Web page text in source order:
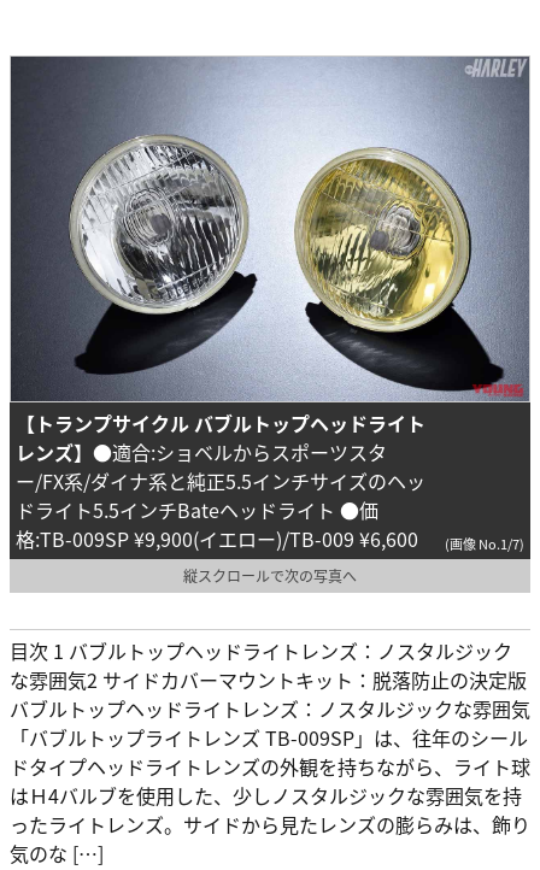
【トランプサイクル バブルトップヘッドライト
レンズ】 ●適合:ショベルからスポーツスタ
ー/FX系/ダイナ系と純正5.5インチサイズのヘッ
ドライト5.5インチBateヘッドライト ●価
格:TB-009SP ¥9,900(イエロー)/TB-009 ¥6,600
(画像 No.1/7)
縦スクロールで次の写真へ
目次 1 バブルトップヘッドライトレンズ：ノスタルジック
な雰囲気2 サイドカバーマウントキット：脱落防止の決定版
バブルトップヘッドライトレンズ：ノスタルジックな雰囲気
「バブルトップライトレンズ TB-009SP」は、往年のシール
ドタイプヘッドライトレンズの外観を持ちながら、ライト球
はＨ4バルブを使用した、少しノスタルジックな雰囲気を持
ったライトレンズ。サイドから見たレンズの膨らみは、飾り
気のな […]